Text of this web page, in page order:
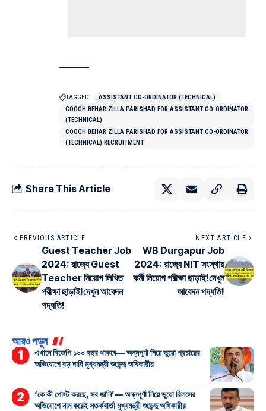
TAGGED:
ASSISTANT CO-ORDINATOR (TECHNICAL)
COOCH BEHAR ZILLA PARISHAD FOR ASSISTANT CO-ORDINATOR
(TECHNICAL)
COOCH BEHAR ZILLA PARISHAD FOR ASSISTANT CO-ORDINATOR
(TECHNICAL) RECRUITMENT
Share This Article
PREVIOUS ARTICLE
Guest Teacher Job
2024: রাজ্যে Guest
Teacher নিয়োগ লিখিত
পরীক্ষা ছাড়াই!দেখুন আবেদন
পদ্ধতি!
NEXT ARTICLE
WB Durgapur Job
2024: রাজ্যে NIT সংস্থায়
কর্মী নিয়োগ পরীক্ষা ছাড়াই!দেখুন
আবেদন পদ্ধতি!
আরও পড়ুন
এখানে বিজেপি ১০০ বছর থাকবে— অন্নপূর্ণা নিয়ে ভুয়ো প্রচারের
অভিযোগে বড় দাবি মুখ্যমন্ত্রী শুভেন্দু অধিকারীর
‘কে কী পোস্ট করছে, সব জানি’— অন্নপূর্ণা নিয়ে ভুয়ো রিলসের
অভিযোগে নাম করেই সতর্কবার্তা মুখ্যমন্ত্রী শুভেন্দু অধিকারীর